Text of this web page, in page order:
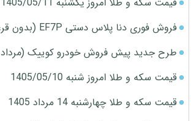
فروش فوری دنا پلاس دستی EF7P (بدون قرعه کشی)
طرح جدید پیش فروش خودرو کوییک (مرداد 1405)
قیمت سکه و طلا امروز شنبه 1405/05/10
قیمت سکه و طلا چهارشنبه 14 مرداد 1405